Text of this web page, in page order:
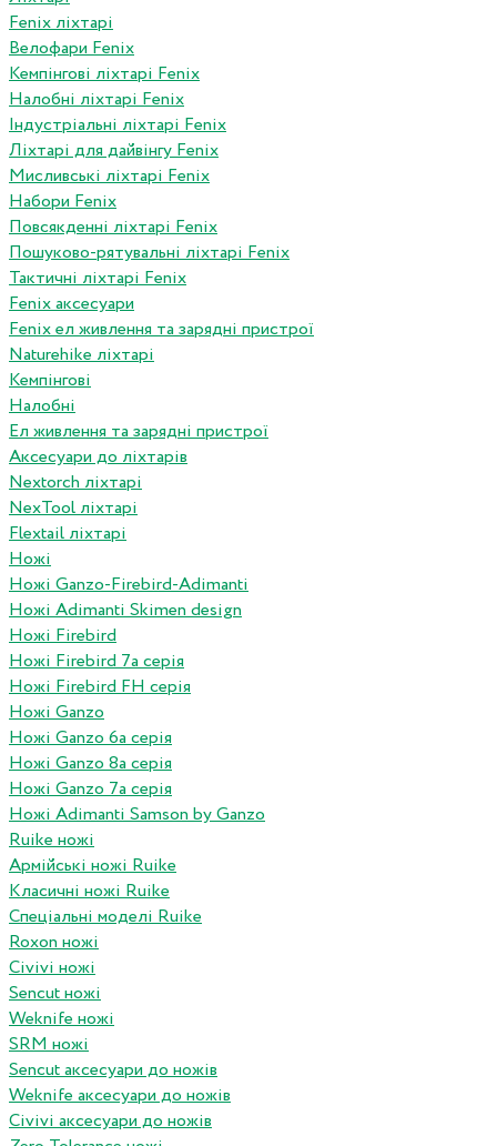
Fenix ліхтарі
Велофари Fenix
Кемпінгові ліхтарі Fenix
Налобні ліхтарі Fenix
Індустріальні ліхтарі Fenix
Ліхтарі для дайвінгу Fenix
Мисливські ліхтарі Fenix
Набори Fenix
Повсякденні ліхтарі Fenix
Пошуково-рятувальні ліхтарі Fenix
Тактичні ліхтарі Fenix
Fenix аксесуари
Fenix ел живлення та зарядні пристрої
Naturehike ліхтарі
Кемпінгові
Налобні
Ел живлення та зарядні пристрої
Аксесуари до ліхтарів
Nextorch ліхтарі
NexTool ліхтарі
Flextail ліхтарі
Ножі
Ножі Ganzo-Firebird-Adimanti
Ножі Adimanti Skimen design
Ножі Firebird
Ножі Firebird 7а серія
Ножі Firebird FH серія
Ножі Ganzo
Ножі Ganzo 6а серія
Ножі Ganzo 8а серія
Ножі Ganzo 7а серія
Ножі Adimanti Samson by Ganzo
Ruike ножі
Армійські ножі Ruike
Класичні ножі Ruike
Спеціальні моделі Ruike
Roxon ножi
Civivi ножі
Sencut ножі
Weknife ножі
SRM ножі
Sencut аксесуари до ножів
Weknife аксесуари до ножів
Civivi аксесуари до ножів